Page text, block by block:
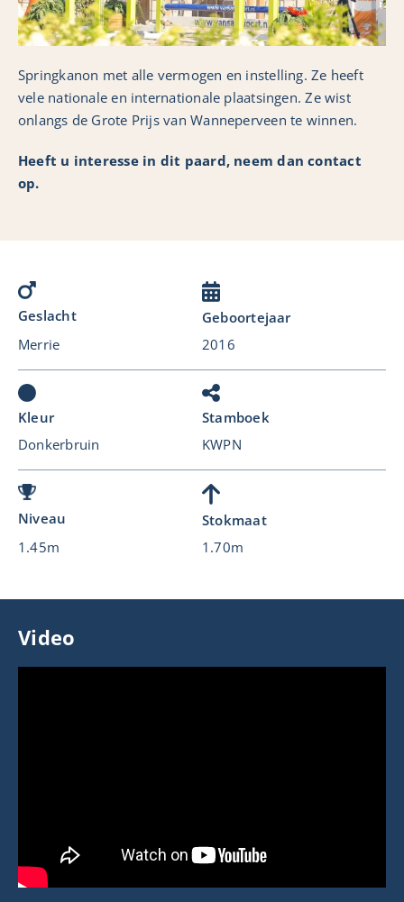
Collectie
English
Springkanon met alle vermogen en instelling. Ze heeft
vele nationale en internationale plaatsingen. Ze wist
onlangs de Grote Prijs van Wanneperveen te winnen.
Heeft u interesse in dit paard, neem dan contact
op.
Geslacht
Merrie
Geboortejaar
2016
Kleur
Donkerbruin
Stamboek
KWPN
Niveau
1.45m
Stokmaat
1.70m
Video